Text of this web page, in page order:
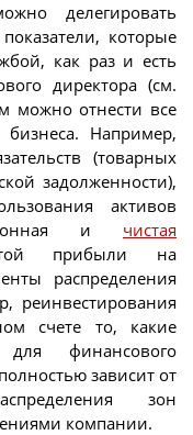
делегировать
которые
как раз и есть
директора (см.
можно отнести все
бизнеса. Например,
(товарных
задолженности),
активов
и чистая
прибыли на
распределения
реинвестирования
счете то, какие
финансового
зависит от
зон
компании.